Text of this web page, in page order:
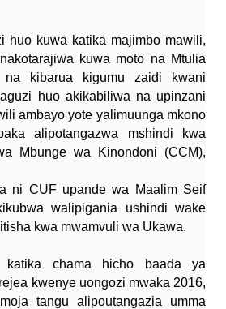
huo kuwa katika majimbo mawili,
kuwa moto na Mtulia
na kibarua kigumu zaidi kwani
huo akikabiliwa na upinzani
ambayo yote yalimuunga mkono
alipotangazwa mshindi kwa
Mbunge wa Kinondoni (CCM),
ni CUF upande wa Maalim Seif
walipigania ushindi wake
kwa mwamvuli wa Ukawa.
katika chama hicho baada ya
kwenye uongozi mwaka 2016,
tangu alipoutangazia umma